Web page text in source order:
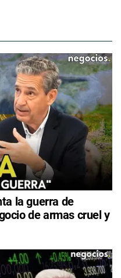
la guerra de
de armas cruel y